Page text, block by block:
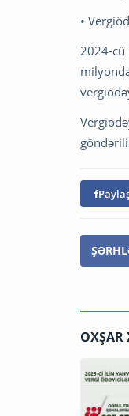
•
2024-cü